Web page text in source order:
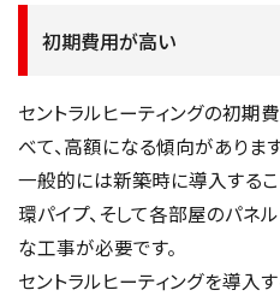
初期費用が高い
セントラルヒーティングの初期
べて、高額になる傾向があります
一般的には新築時に導入する
環パイプ、そして各部屋のパネ
な工事が必要です。
セントラルヒーティングを導入